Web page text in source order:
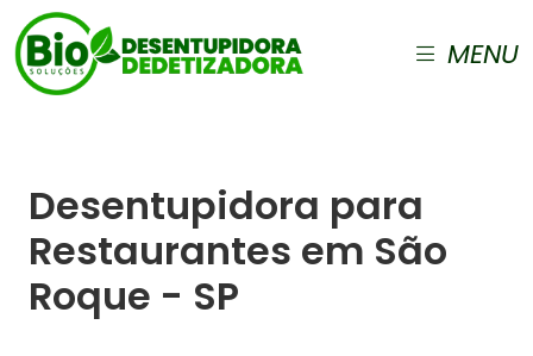
MENU
Desentupidora para
Restaurantes em São
Roque - SP